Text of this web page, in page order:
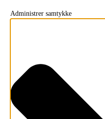
Administrer samtykke